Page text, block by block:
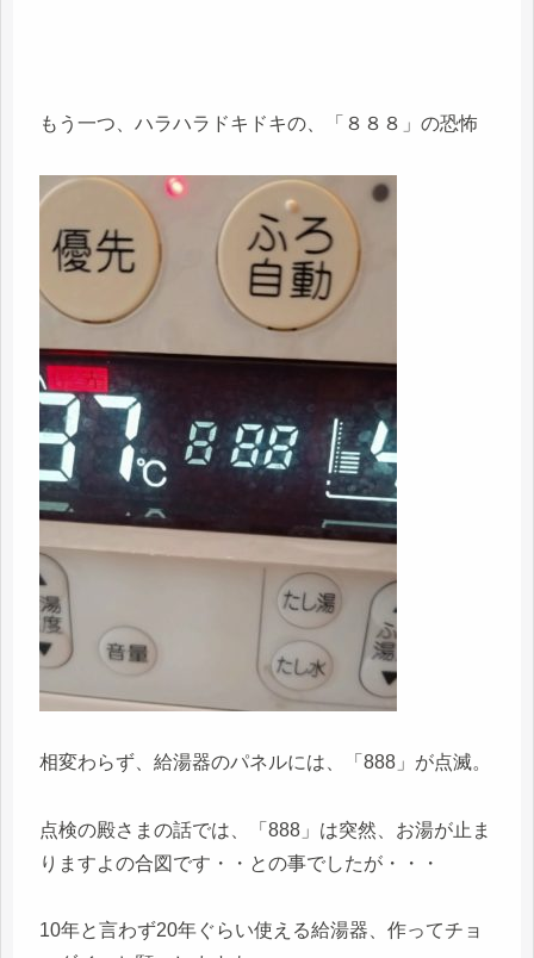
もう一つ、ハラハラドキドキの、「８８８」の恐怖
相変わらず、給湯器のパネルには、「888」が点滅。
点検の殿さまの話では、「888」は突然、お湯が止ま
りますよの合図です・・との事でしたが・・・
10年と言わず20年ぐらい使える給湯器、作ってチョ